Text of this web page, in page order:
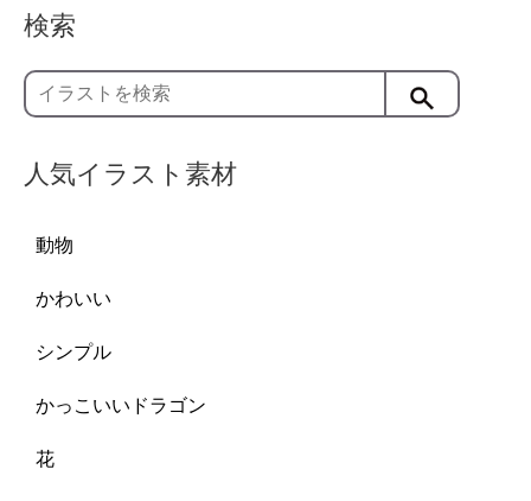
検索
人気イラスト素材
動物
かわいい
シンプル
かっこいいドラゴン
花